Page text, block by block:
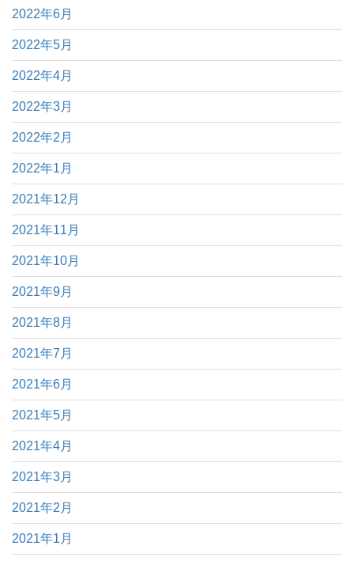
2022年6月
2022年5月
2022年4月
2022年3月
2022年2月
2022年1月
2021年12月
2021年11月
2021年10月
2021年9月
2021年8月
2021年7月
2021年6月
2021年5月
2021年4月
2021年3月
2021年2月
2021年1月